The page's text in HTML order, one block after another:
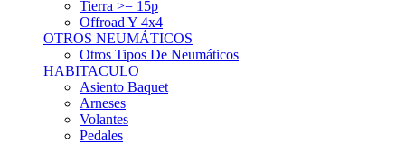
OTROS NEUMÁTICOS
Otros Tipos De Neumáticos
HABITACULO
Asiento Baquet
Arneses
Volantes
Pedales
Extinción